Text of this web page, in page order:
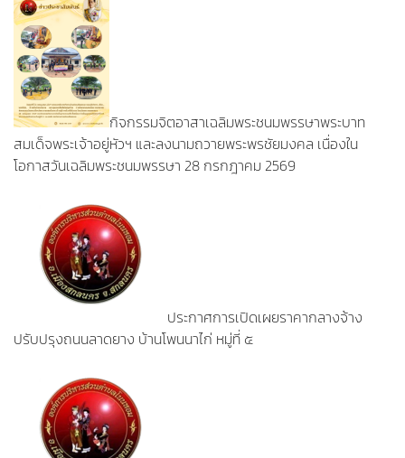
กิจกรรมจิตอาสาเฉลิมพระชนมพรรษาพระบาท
สมเด็จพระเจ้าอยู่หัวฯ และลงนามถวายพระพรชัยมงคล เนื่องใน
โอกาสวันเฉลิมพระชนมพรรษา 28 กรกฎาคม 2569
ประกาศการเปิดเผยราคากลางจ้าง
ปรับปรุงถนนลาดยาง บ้านโพนนาไก่ หมู่ที่ ๕